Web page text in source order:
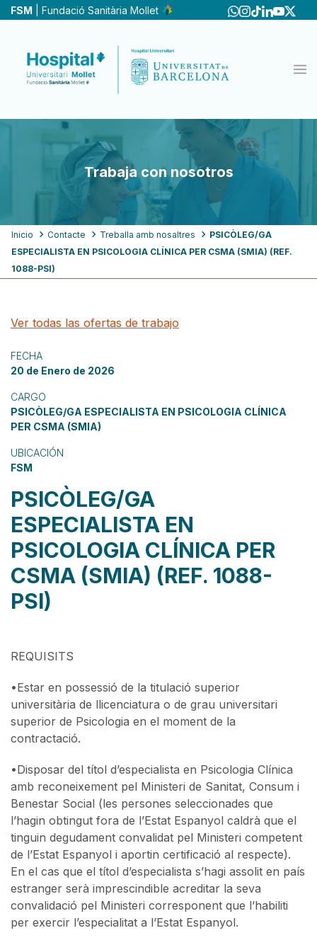
Pasar
principal
FSM | Fundació Sanitària Mollet
Trabaja con nosotros
Ruta
de
Inicio Contacte Treballa amb nosaltres
PSICÒLEG/GA
ESPECIALISTA EN PSICOLOGIA CLÍNICA PER CSMA (SMIA) (REF.
1088-PSI)
Ver todas las ofertas de trabajo
FECHA
20 de Enero de 2026
CARGO
PSICÒLEG/GA ESPECIALISTA EN PSICOLOGIA CLÍNICA
PER CSMA (SMIA)
UBICACIÓN
FSM
PSICÒLEG/GA
ESPECIALISTA EN
PSICOLOGIA CLÍNICA PER
CSMA (SMIA) (REF. 1088-
PSI)
REQUISITS
•Estar en possessió de la titulació superior
universitària de llicenciatura o de grau universitari
superior de Psicologia en el moment de la
contractació.
•Disposar del títol d’especialista en Psicologia Clínica
amb reconeixement pel Ministeri de Sanitat, Consum i
Benestar Social (les persones seleccionades que
l’hagin obtingut fora de l’Estat Espanyol caldrà que el
tinguin degudament convalidat pel Ministeri competent
de l’Estat Espanyol i aportin certificació al respecte).
En el cas que el títol d’especialista s’hagi assolit en país
estranger serà imprescindible acreditar la seva
convalidació pel Ministeri corresponent que l’habiliti
per exercir l’especialitat a l’Estat Espanyol.